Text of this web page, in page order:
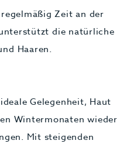
Zeit an der
die natürliche
Haaren.
Gelegenheit, Haut
Wintermonaten wieder
Mit steigenden